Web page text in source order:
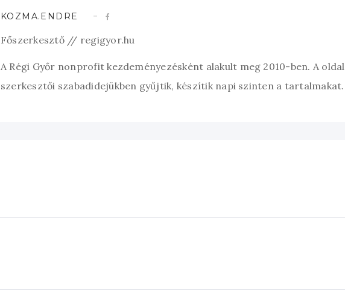
KOZMA.ENDRE
Főszerkesztő // regigyor.hu
A Régi Győr nonprofit kezdeményezésként alakult meg 2010-ben. A oldal
szerkesztői szabadidejükben gyűjtik, készítik napi szinten a tartalmakat.